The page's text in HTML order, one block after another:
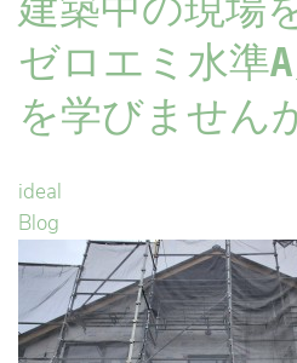
ゼロエミ水準
を学びません
ideal
Blog